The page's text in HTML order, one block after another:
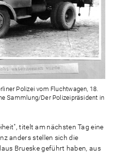
Polizei vom Fluchtwagen, 18.
Sammlung/Der Polizeipräsident in
titelt am nächsten Tag eine
anders stellen sich die
Brueske geführt haben, aus